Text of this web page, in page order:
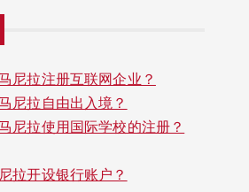
尼拉注册互联网企业？
尼拉自由出入境？
尼拉使用国际学校的注册？
拉开设银行账户？